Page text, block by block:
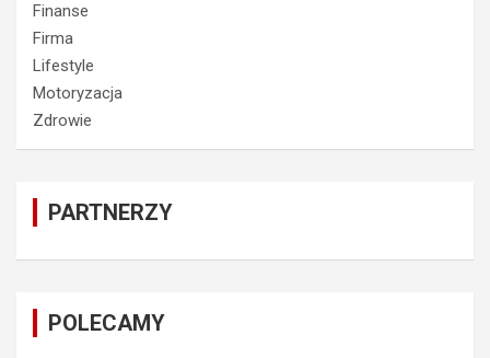
Finanse
Firma
Lifestyle
Motoryzacja
Zdrowie
PARTNERZY
POLECAMY